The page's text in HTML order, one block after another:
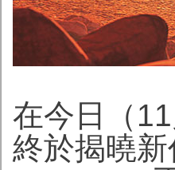
在今日（
終於揭曉